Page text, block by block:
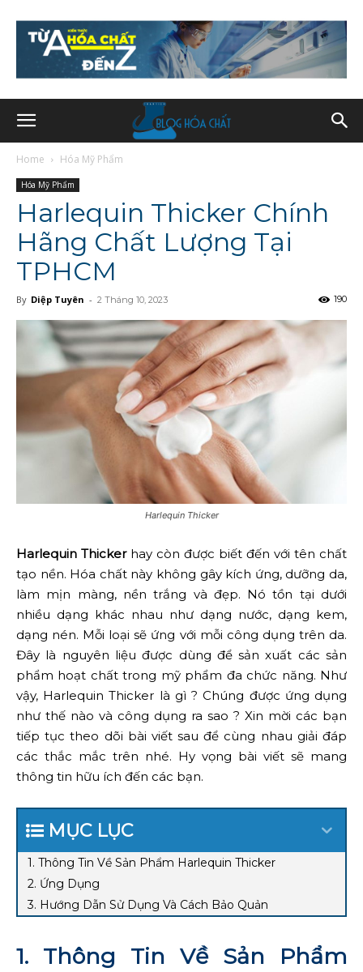
Home Hóa Mỹ Phẩm
Hóa Mỹ Phẩm
Harlequin Thicker Chính
Hãng Chất Lượng Tại
TPHCM
By Diệp Tuyên - 2 Tháng 10, 2023 190
Harlequin Thicker
Harlequin Thickerhay còn được biết đến với tên chất
tạo nền. Hóa chất này không gây kích ứng, dưỡng da,
làm mịn màng, nền trắng và đẹp. Nó tồn tại dưới
nhiều dạng khác nhau như dạng nước, dạng kem,
dạng nén. Mỗi loại sẽ ứng với mỗi công dụng trên da.
Đây là nguyên liệu được dùng để sản xuất các sản
phẩm hoạt chất trong mỹ phẩm đa chức năng. Như
vậy, Harlequin Thicker là gì ? Chúng được ứng dụng
như thế nào và công dụng ra sao ? Xin mời các bạn
tiếp tục theo dõi bài viết sau để cùng nhau giải đáp
các thắc mắc trên nhé. Hy vọng bài viết sẽ mang
thông tin hữu ích đến các bạn.
MỤC LỤC
1. Thông Tin Về Sản Phẩm Harlequin Thicker
2. Ứng Dụng
3. Hướng Dẫn Sử Dụng Và Cách Bảo Quản
1. Thông Tin Về Sản Phẩm